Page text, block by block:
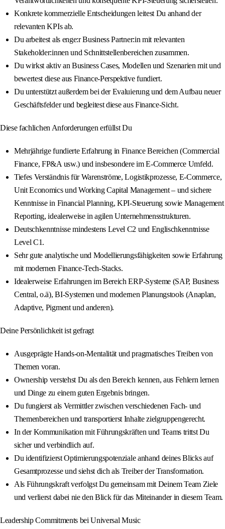
Konkrete kommerzielle Entscheidungen leitest Du anhand der
relevanten KPIs ab.
Du arbeitest als enge:r Business Partner:in mit relevanten
Stakeholder:innen und Schnittstellenbereichen zusammen.
Du wirkst aktiv an Business Cases, Modellen und Szenarien mit und
bewertest diese aus Finance‑Perspektive fundiert.
Du unterstützt außerdem bei der Evaluierung und dem Aufbau neuer
Geschäftsfelder und begleitest diese aus Finance‑Sicht.
Diese fachlichen Anforderungen erfüllst Du
Mehrjährige fundierte Erfahrung in Finance Bereichen (Commercial
Finance, FP&A usw.) und insbesondere im E‑Commerce Umfeld.
Tiefes Verständnis für Warenströme, Logistikprozesse, E‑Commerce,
Unit Economics und Working Capital Management – und sichere
Kenntnisse in Financial Planning, KPI‑Steuerung sowie Management
Reporting, idealerweise in agilen Unternehmensstrukturen.
Deutschkenntnisse mindestens Level C2 und Englischkenntnisse
Level C1.
Sehr gute analytische und Modellierungsfähigkeiten sowie Erfahrung
mit modernen Finance‑Tech‑Stacks.
Idealerweise Erfahrungen im Bereich ERP‑Systeme (SAP, Business
Central, o.ä), BI‑Systemen und modernen Planungstools (Anaplan,
Adaptive, Pigment und anderen).
Deine Persönlichkeit ist gefragt
Ausgeprägte Hands‑on‑Mentalität und pragmatisches Treiben von
Themen voran.
Ownership verstehst Du als den Bereich kennen, aus Fehlern lernen
und Dinge zu einem guten Ergebnis bringen.
Du fungierst als Vermittler zwischen verschiedenen Fach‑ und
Themenbereichen und transportierst Inhalte zielgruppengerecht.
In der Kommunikation mit Führungskräften und Teams trittst Du
sicher und verbindlich auf.
Du identifizierst Optimierungspotenziale anhand deines Blicks auf
Gesamtprozesse und siehst dich als Treiber der Transformation.
Als Führungskraft verfolgst Du gemeinsam mit Deinem Team Ziele
und verlierst dabei nie den Blick für das Miteinander in diesem Team.
Leadership Commitments bei Universal Music